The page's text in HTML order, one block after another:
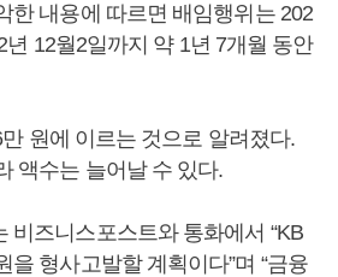
한 내용에 따르면 배임행위는 202
년 12월2일까지 약 1년 7개월 동안
원에 이르는 것으로 알려졌다.
액수는 늘어날 수 있다.
비즈니스포스트와 통화에서 “KB
을 형사고발할 계획이다”며 “금융